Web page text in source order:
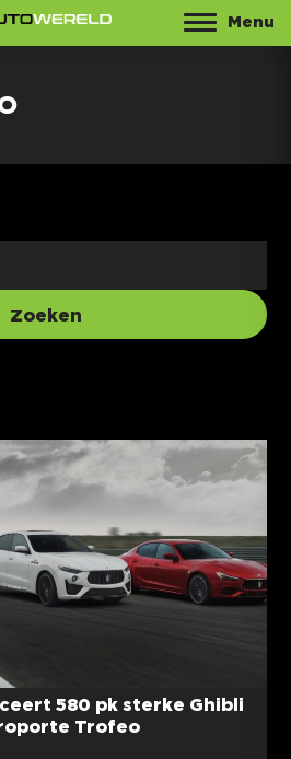
Menu
580 pk sterke Ghibli
Trofeo